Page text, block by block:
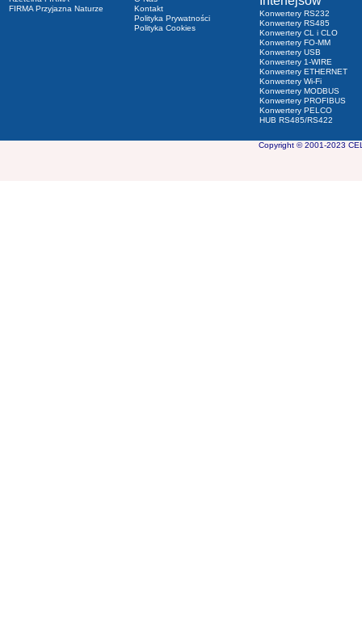
FIRMA Przyjazna Naturze
Kontakt
Polityka Prywatności
Polityka Cookies
Konwertery RS232
Konwertery RS485
Konwertery CL i CLO
Konwertery FO-MM
Konwertery USB
Konwertery 1-WIRE
Konwertery ETHERNET
Konwertery Wi-Fi
Konwertery MODBUS
Konwertery PROFIBUS
Konwertery PELCO
HUB RS485/RS422
Copyright © 2001-2023